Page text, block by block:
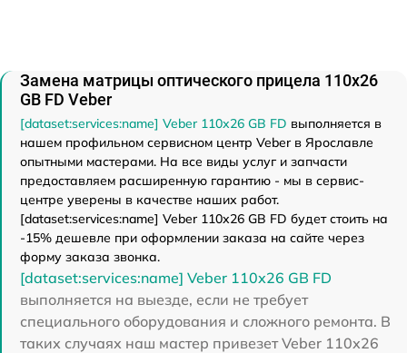
Замена матрицы оптического прицела 110х26
GB FD Veber
[dataset:services:name] Veber 110х26 GB FD выполняется в
нашем профильном сервисном центр Veber в Ярославле
опытными мастерами. На все виды услуг и запчасти
предоставляем расширенную гарантию - мы в сервис-
центре уверены в качестве наших работ.
[dataset:services:name] Veber 110х26 GB FD будет стоить на
-15% дешевле при оформлении заказа на сайте через
форму заказа звонка.
[dataset:services:name] Veber 110х26 GB FD
выполняется на выезде, если не требует
специального оборудования и сложного ремонта. В
таких случаях наш мастер привезет Veber 110х26